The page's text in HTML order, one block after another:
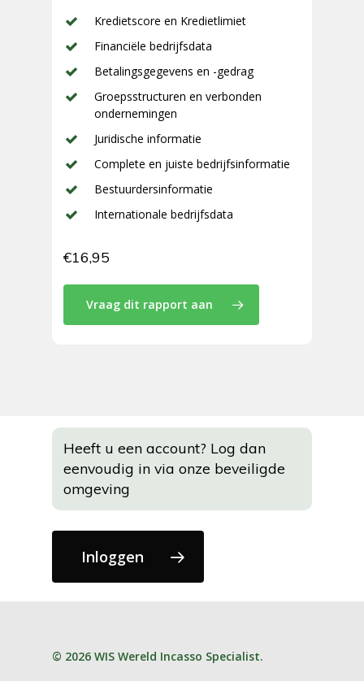
Kredietscore en Kredietlimiet
Financiële bedrijfsdata
Betalingsgegevens en -gedrag
Groepsstructuren en verbonden
ondernemingen
Juridische informatie
Complete en juiste bedrijfsinformatie
Bestuurdersinformatie
Internationale bedrijfsdata
€16,95
Vraag dit rapport aan
Heeft u een account? Log dan
eenvoudig in via onze beveiligde
omgeving
Inloggen
© 2026 WIS Wereld Incasso Specialist.